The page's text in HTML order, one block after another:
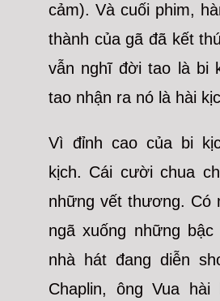
cảm). Và cuối phim,
thành của gã đã kết
vẫn nghĩ đời tao là bi
tao nhận ra nó là hài
Vì đỉnh cao của bi
kịch. Cái cười chua
những vết thương. Có
ngã xuống những
nhà hát đang diễn
Chaplin, ông Vua